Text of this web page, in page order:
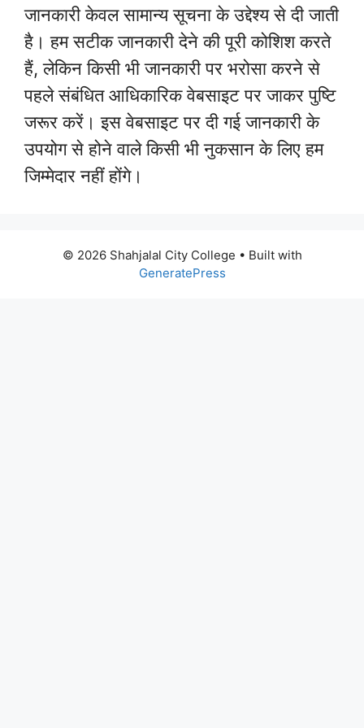
जानकारी केवल सामान्य सूचना के उद्देश्य से दी जाती
है। हम सटीक जानकारी देने की पूरी कोशिश करते
हैं, लेकिन किसी भी जानकारी पर भरोसा करने से
पहले संबंधित आधिकारिक वेबसाइट पर जाकर पुष्टि
जरूर करें। इस वेबसाइट पर दी गई जानकारी के
उपयोग से होने वाले किसी भी नुकसान के लिए हम
जिम्मेदार नहीं होंगे।
© 2026 Shahjalal City College • Built with
GeneratePress